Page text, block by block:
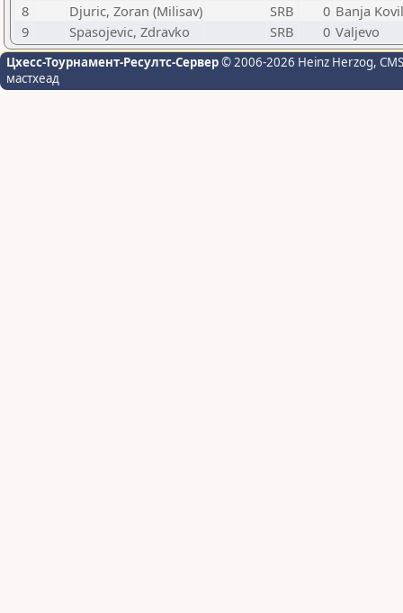
8
Djuric, Zoran (Milisav) SRB 0 Banja
9
Spasojevic, Zdravko SRB 0 Valjevo
Цхесс-Тоурнамент-Ресултс-Сервер© 2006-2026 Heinz Herzog,
мастхеад